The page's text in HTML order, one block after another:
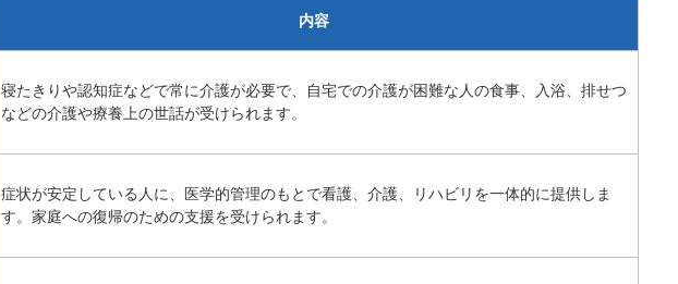
内容
寝たきりや認知症などで常に介護が必要で、自宅での介護が困難な人の食事、入浴、排せつ
などの介護や療養上の世話が受けられます。
症状が安定している人に、医学的管理のもとで看護、介護、リハビリを一体的に提供しま
す。家庭への復帰のための支援を受けられます。